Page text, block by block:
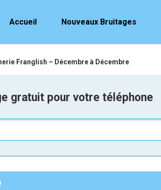
Accueil Nouveaux Bruitages
Franglish – Décembre à Décembre
gratuit pour votre téléphone